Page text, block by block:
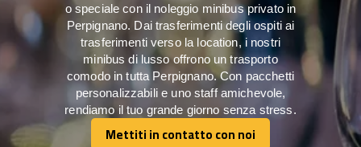
o speciale con il noleggio minibus privato in
Perpignano. Dai trasferimenti degli ospiti ai
trasferimenti verso la location, i nostri
minibus di lusso offrono un trasporto
comodo in tutta Perpignano. Con pacchetti
personalizzabili e uno staff amichevole,
rendiamo il tuo grande giorno senza stress.
Mettiti in contatto con noi